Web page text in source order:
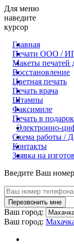
Для меню
наведите
курсор
Главная
Печати ООО /
Макеты печатей
Восстановление
Цветная печать
Печать врача
Штампы
Факсимиле
Печать в подарок
Электронно-
Схема работы /
Контакты
Заявка на
Введите Ваш
Ваш город:
Ваш город: